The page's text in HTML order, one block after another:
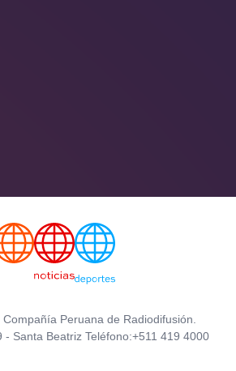
Peruana de Radiodifusión.
- Santa Beatriz Teléfono:+511 419 4000